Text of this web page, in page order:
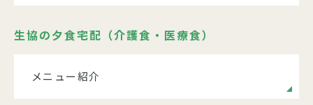
生協の夕食宅配（介護食・医療食）
メニュー紹介